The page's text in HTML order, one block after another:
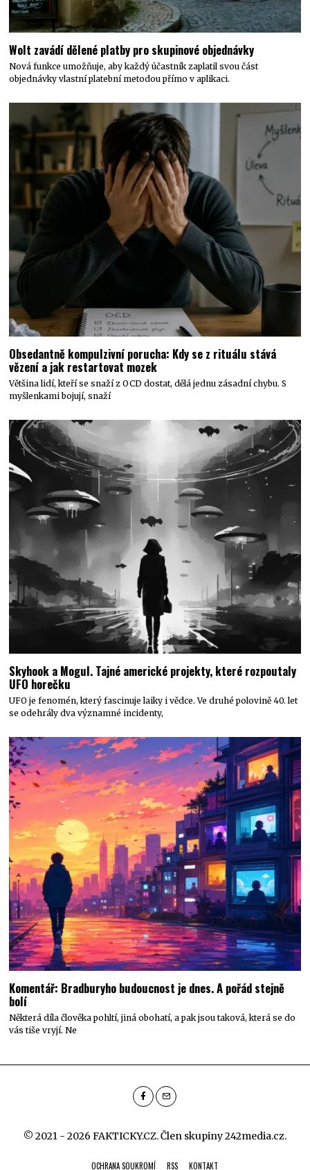
Wolt zavádí dělené platby pro skupinové objednávky
Nová funkce umožňuje, aby každý účastník zaplatil svou část
objednávky vlastní platební metodou přímo v aplikaci.
Obsedantně kompulzivní porucha: Kdy se z rituálu stává
vězení a jak restartovat mozek
Většina lidí, kteří se snaží z OCD dostat, dělá jednu zásadní chybu. S
myšlenkami bojují, snaží
Skyhook a Mogul. Tajné americké projekty, které rozpoutaly
UFO horečku
UFO je fenomén, který fascinuje laiky i vědce. Ve druhé polovině 40. let
se odehrály dva významné incidenty,
Komentář: Bradburyho budoucnost je dnes. A pořád stejně
bolí
Některá díla člověka pohltí, jiná obohatí, a pak jsou taková, která se do
vás tiše vryjí. Ne
© 2021 - 2026 FAKTICKY.CZ. Člen skupiny242media.cz.
OCHRANA SOUKROMÍ RSS KONTAKT